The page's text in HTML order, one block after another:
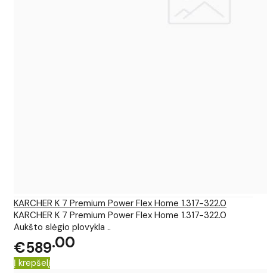
KARCHER K 7 Premium Power Flex Home 1.317-322.0
KARCHER K 7 Premium Power Flex Home 1.317-322.0
Aukšto slėgio plovykla ..
€589 00
Į krepšelį